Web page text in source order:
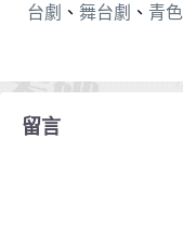
台劇 、 舞台劇 、 青
留言